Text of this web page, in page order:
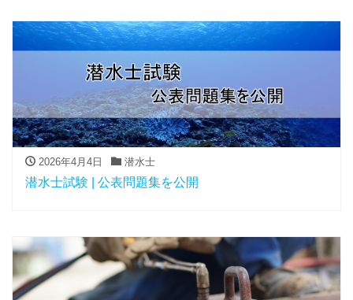
2026年4月4日 潜水士
潜水士試験 | 公表問題集を公開